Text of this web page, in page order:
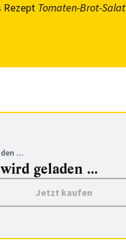
Rezept Tomaten-Brot-Salat
...
geladen ...
Jetzt kaufen